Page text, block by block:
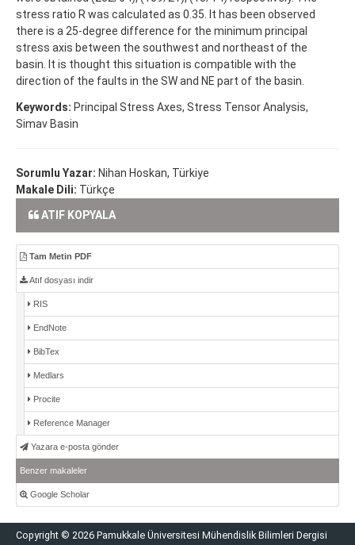
stress ratio R was calculated as 0.35. It has been observed
there is a 25-degree difference for the minimum principal
stress axis between the southwest and northeast of the
basin. It is thought this situation is compatible with the
direction of the faults in the SW and NE part of the basin.
Keywords: Principal Stress Axes, Stress Tensor Analysis,
Simav Basin
Sorumlu Yazar: Nihan Hoskan, Türkiye
Makale Dili: Türkçe
ATIF KOPYALA
Tam Metin PDF
Atıf dosyası indir
RIS
EndNote
BibTex
Medlars
Procite
Reference Manager
Yazara e-posta gönder
Benzer makaleler
Google Scholar
Copyright © 2026 Pamukkale Üniversitesi Mühendislik Bilimleri Dergisi